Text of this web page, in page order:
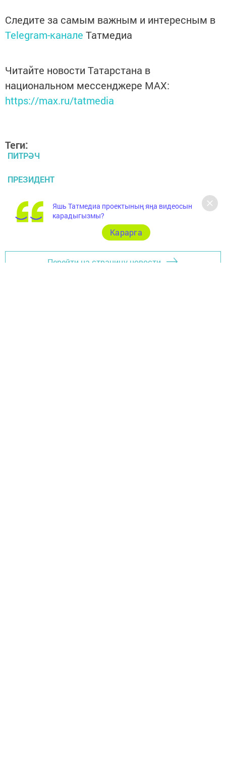
Следите за самым важным и интересным в
Telegram-канале Татмедиа
Читайте новости Татарстана в
национальном мессенджере MАХ:
https://max.ru/tatmedia
Теги:
ПИТРӘЧ
ПРЕЗИДЕНТ
ГАЗ
Перейти на страницу новости
Яшь Татмедиа проектының яңа видеосын
карадыгызмы?
Карарга